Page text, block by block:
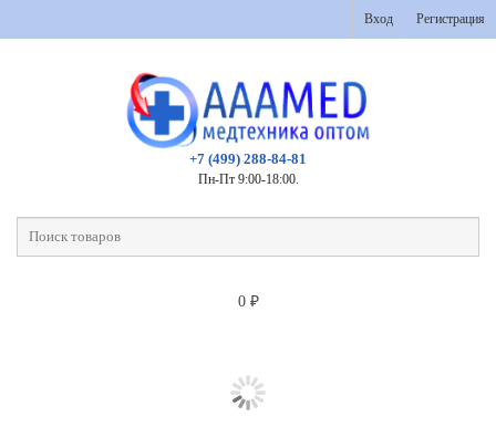
Вход Регистрация
+7 (499) 288-84-81
Пн-Пт 9:00-18:00.
0 ₽